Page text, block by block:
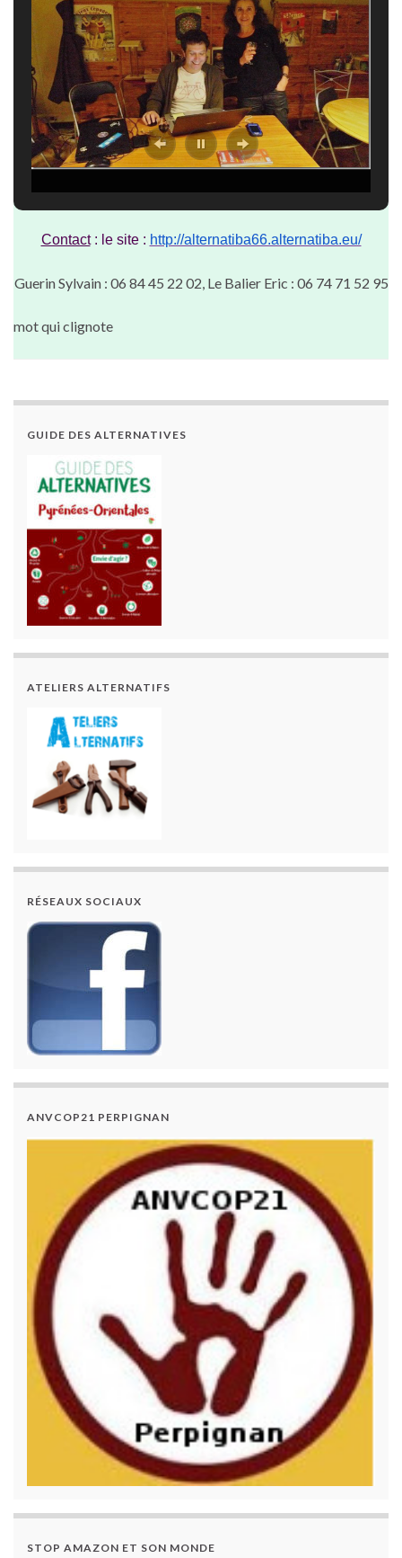
Contact: le site : http://alternatiba66.alternatiba.eu/
Guerin Sylvain : 06 84 45 22 02, Le Balier Eric : 06 74 71 52 95
mot qui clignote
GUIDE DES ALTERNATIVES
ATELIERS ALTERNATIFS
RÉSEAUX SOCIAUX
ANVCOP21 PERPIGNAN
STOP AMAZON ET SON MONDE